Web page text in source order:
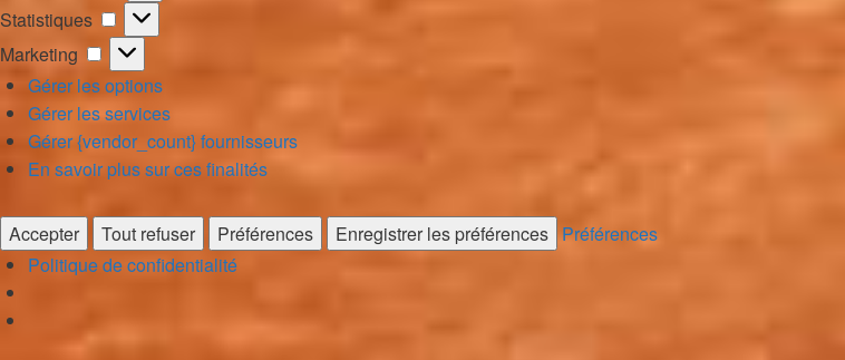
Statistiques
Statistiques
Marketing
Marketing
Gérer les options
Gérer les services
Gérer {vendor_count} fournisseurs
En savoir plus sur ces finalités
Accepter Tout refuser Préférences Enregistrer les préférences Préférences
Politique de confidentialité